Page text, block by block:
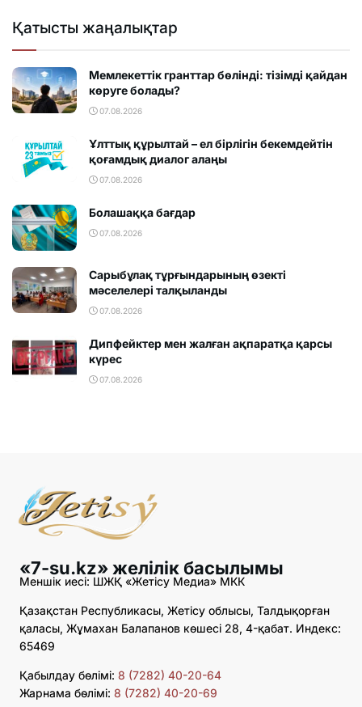
Қатысты жаңалықтар
Мемлекеттік гранттар бөлінді: тізімді қайдан
көруге болады?
07.08.2026
Ұлттық құрылтай – ел бірлігін бекемдейтін
қоғамдық диалог алаңы
07.08.2026
Болашаққа бағдар
07.08.2026
Сарыбұлақ тұрғындарының өзекті
мәселелері талқыланды
07.08.2026
Дипфейктер мен жалған ақпаратқа қарсы
күрес
07.08.2026
«7-su.kz» желілік басылымы
Меншік иесі: ШЖҚ «Жетісу Медиа» МКК
Қазақстан Республикасы, Жетісу облысы, Талдықорған
қаласы, Жұмахан Балапанов көшесі 28, 4-қабат. Индекс:
65469
Қабылдау бөлімі: 8 (7282) 40-20-64
Жарнама бөлімі: 8 (7282) 40-20-69